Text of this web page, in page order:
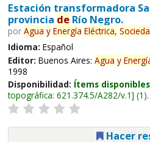
Estación transformadora
provincia deRío Negro.
por Agua y Energía Eléctrica,
Idioma: Español
Editor: Buenos Aires: Agua y
1998
Disponibilidad: Ítems
topográfica: 621.374.5/A282/v.1 (1).
Hacer